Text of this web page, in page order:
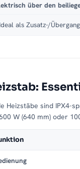
über den
als Zusatz-/
Heizstäbe sind IPX4-
W (640 mm) oder